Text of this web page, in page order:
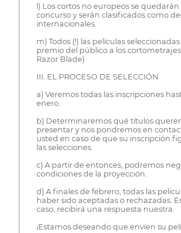
l) Los cortos no europeos se quedarán
concurso y serán clasificados como
internacionales.
m) Todos (!) las películas
premio del público a los cortometrajes
Razor Blade)
III. EL PROCESO DE SELECCIÓN
a) Veremos todas las inscripciones
enero.
b) Determinaremos qué títulos
presentar y nos pondremos en
usted en caso de que su inscripción
las selecciones.
c) A partir de entonces, podremos
condiciones de la proyección.
d) A finales de febrero, todas las
haber sido aceptadas o rechazadas.
caso, recibirá una respuesta nuestra.
¡Estamos deseando que envíen su